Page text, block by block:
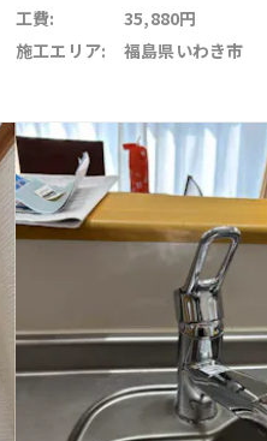
工費:
35,880円
施工エリア:
福島県いわき市